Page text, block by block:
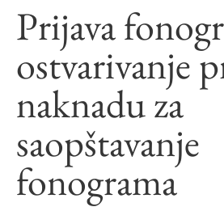
Prijava
ostvarivanje
naknadu za
saopštavanje
fonograma